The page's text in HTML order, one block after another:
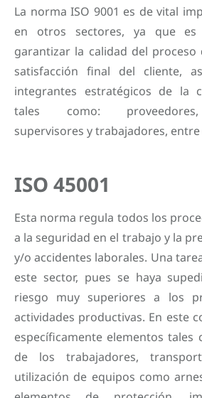
La norma ISO 9001 es de vital
en otros sectores, ya que es
garantizar la calidad del
satisfacción final del cliente,
integrantes estratégicos de la
tales como:
supervisores y trabajadores,
ISO 45001
Esta norma regula todos los
a la seguridad en el trabajo y la
y/o accidentes laborales. Una
este sector, pues se haya
riesgo muy superiores a los
actividades productivas. En este
específicamente elementos tales
de los trabajadores,
utilización de equipos como